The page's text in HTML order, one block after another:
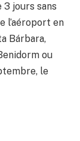
jours sans
l’aéroport en
Bárbara,
ou
le